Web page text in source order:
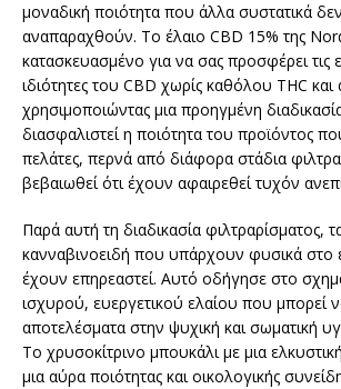
μοναδική ποιότητα που άλλα συστατικά
αναπαραχθούν. Το έλαιο CBD 15% της
κατασκευασμένο για να σας προσφέρει τις
ιδιότητες του CBD χωρίς καθόλου THC και
χρησιμοποιώντας μια προηγμένη
διασφαλιστεί η ποιότητα του προϊόντος
πελάτες, περνά από διάφορα στάδια
βεβαιωθεί ότι έχουν αφαιρεθεί τυχόν
Παρά αυτή τη διαδικασία φιλτραρίσματος,
κανναβινοειδή που υπάρχουν φυσικά στο
έχουν επηρεαστεί. Αυτό οδήγησε στο
ισχυρού, ευεργετικού ελαίου που μπορεί
αποτελέσματα στην ψυχική και σωματική
Το χρυσοκίτρινο μπουκάλι με μια
μια αύρα ποιότητας και οικολογικής